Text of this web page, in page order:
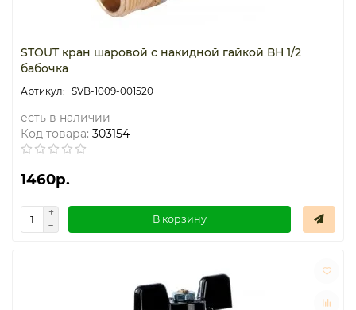
STOUT кран шаровой с накидной гайкой ВН 1/2
бабочка
SVB-1009-001520
есть в наличии
Код товара: 303154
1460р.
В корзину